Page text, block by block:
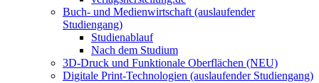
Buch- und Medienwirtschaft (auslaufender
Studiengang)
Studienablauf
Nach dem Studium
3D-Druck und Funktionale Oberflächen (NEU)
Digitale Print-Technologien (auslaufender Studiengang)